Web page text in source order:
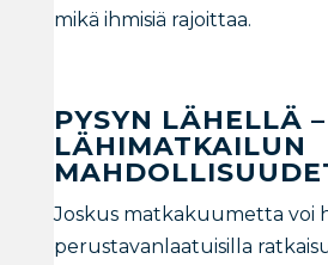
mikä ihmisiä rajoittaa.
PYSYN LÄHELLÄ –
LÄHIMATKAILUN
Joskus matkakuumetta voi
perustavanlaatuisilla